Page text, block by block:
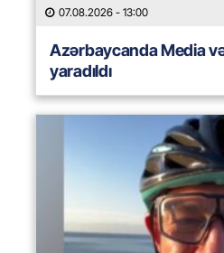
07.08.2026 - 13:00
Azərbaycanda Media və
yaradıldı